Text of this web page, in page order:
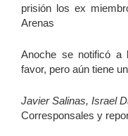
En memoria de
Solidaridad México
Jorge Mario
Jacobo und Gloria
prisión los ex
Arenas
Anoche se notificó a
favor, pero aún tiene
Javier Salinas, Israel
Corresponsales y